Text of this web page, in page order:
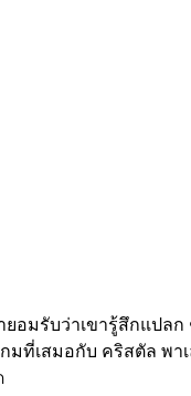
อมรับว่าเขารู้สึกแปลก
มที่เสมอกับ คริสตัล พา